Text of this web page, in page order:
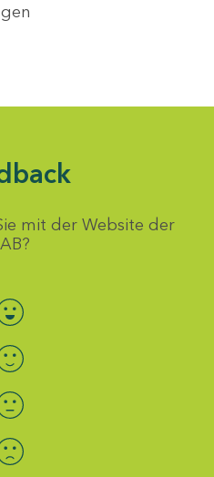
mit der Website der
auswählen